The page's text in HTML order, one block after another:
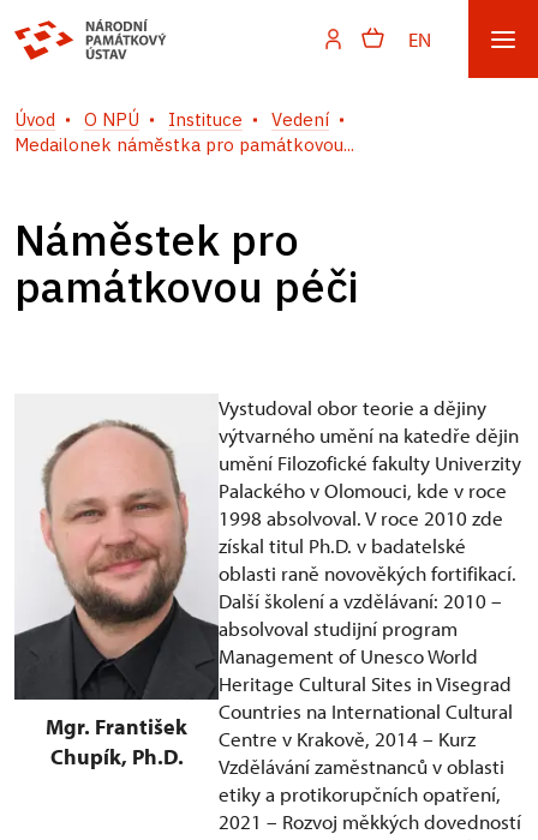
EN
Úvod O NPÚ Instituce
Vedení
Medailonek náměstka pro památkovou...
Náměstek pro
památkovou péči
Mgr. František
Chupík, Ph.D.
Vystudoval obor teorie a dějiny
výtvarného umění na katedře dějin
umění Filozofické fakulty Univerzity
Palackého v Olomouci, kde v roce
1998 absolvoval. V roce 2010 zde
získal titul Ph.D. v badatelské
oblasti raně novověkých fortifikací.
Další školení a vzdělávaní: 2010 –
absolvoval studijní program
Management of Unesco World
Heritage Cultural Sites in Visegrad
Countries na International Cultural
Centre v Krakově, 2014 – Kurz
Vzdělávání zaměstnanců v oblasti
etiky a protikorupčních opatření,
2021 – Rozvoj měkkých dovedností